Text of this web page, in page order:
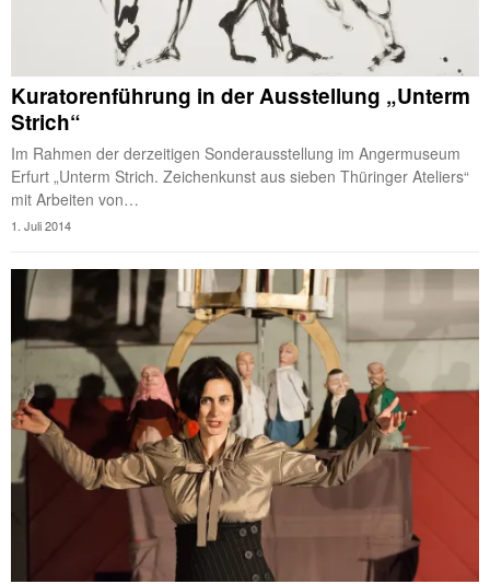
Kuratorenführung in der Ausstellung „Unterm
Strich“
Im Rahmen der derzeitigen Sonderausstellung im Angermuseum
Erfurt „Unterm Strich. Zeichenkunst aus sieben Thüringer Ateliers“
mit Arbeiten von…
1. Juli 2014